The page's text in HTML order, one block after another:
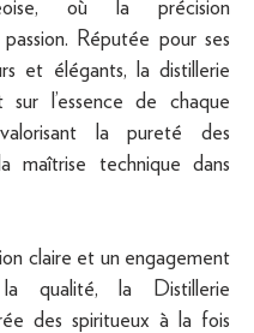
où la précision
Réputée pour ses
et élégants, la distillerie
sur l’essence de chaque
la pureté des
maîtrise technique dans
claire et un engagement
qualité, la Distillerie
des spiritueux à la fois